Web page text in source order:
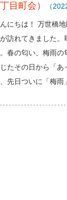
目町会） （
にちは！ 万世橋
訪れてきました。
春の匂い、梅雨
たその日から「あ
先日ついに「梅雨